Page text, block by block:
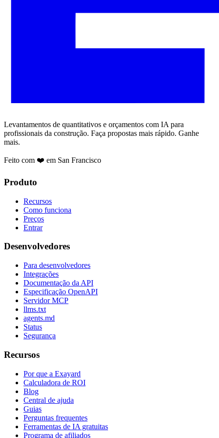
Levantamentos de quantitativos e orçamentos com IA para
profissionais da construção. Faça propostas mais rápido. Ganhe
mais.
Feito com ❤️ em San Francisco
Produto
Recursos
Como funciona
Preços
Entrar
Desenvolvedores
Para desenvolvedores
Integrações
Documentação da API
Especificação OpenAPI
Servidor MCP
llms.txt
agents.md
Status
Segurança
Recursos
Por que a Exayard
Calculadora de ROI
Blog
Central de ajuda
Guias
Perguntas frequentes
Ferramentas de IA gratuitas
Programa de afiliados